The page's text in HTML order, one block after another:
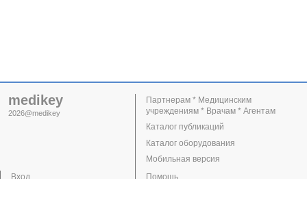
medikey
2026@medikey
Вход
Партнерам * Медицинским
учреждениям * Врачам * Агентам
Каталог публикаций
Каталог оборудования
Мобильная версия
Помощь